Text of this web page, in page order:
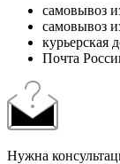
самовывоз
самовывоз
курьерская
Почта
Нужна